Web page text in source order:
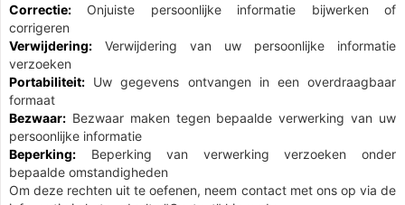
Correctie: Onjuiste persoonlijke informatie bijwerken of
corrigeren
Verwijdering: Verwijdering van uw persoonlijke informatie
verzoeken
Portabiliteit: Uw gegevens ontvangen in een overdraagbaar
formaat
Bezwaar: Bezwaar maken tegen bepaalde verwerking van uw
persoonlijke informatie
Beperking: Beperking van verwerking verzoeken onder
bepaalde omstandigheden
Om deze rechten uit te oefenen, neem contact met ons op via de